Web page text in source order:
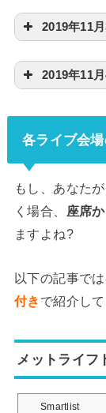
2019年11
2019年11
各ライブ会
もし、あなた
く場合、 座席
ますよね?
以下の記事で
付き で紹介し
メットライフ
Smartlist